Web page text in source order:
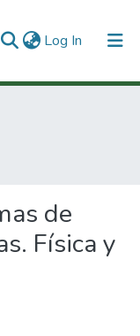
Log In (current)
de
Física y